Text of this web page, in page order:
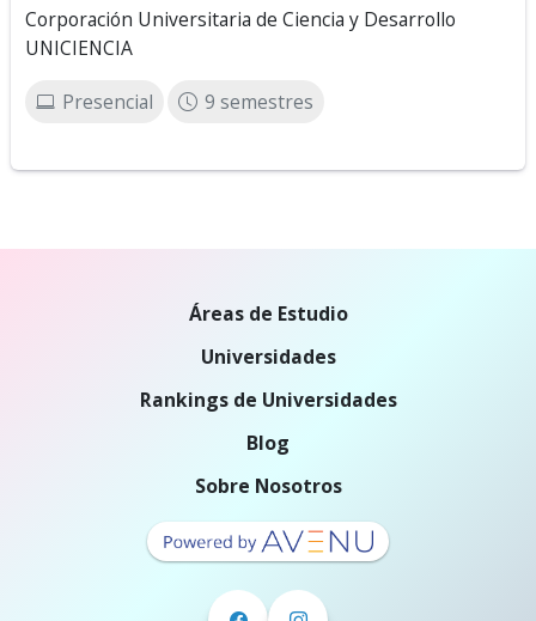
Corporación Universitaria de Ciencia y Desarrollo
UNICIENCIA
Presencial 9 semestres
Áreas de Estudio
Universidades
Rankings de Universidades
Blog
Sobre Nosotros